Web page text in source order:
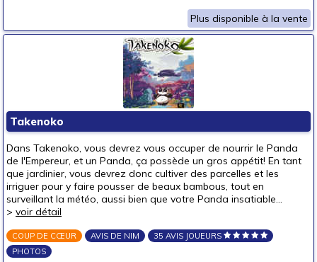
Plus disponible à la vente
Takenoko
Dans Takenoko, vous devrez vous occuper de nourrir le Panda
de l'Empereur, et un Panda, ça possède un gros appétit! En tant
que jardinier, vous devrez donc cultiver des parcelles et les
irriguer pour y faire pousser de beaux bambous, tout en
surveillant la météo, aussi bien que votre Panda insatiable...
> voir détail
COUP DE CŒUR AVIS DE NIM
35 AVIS JOUEURS
PHOTOS